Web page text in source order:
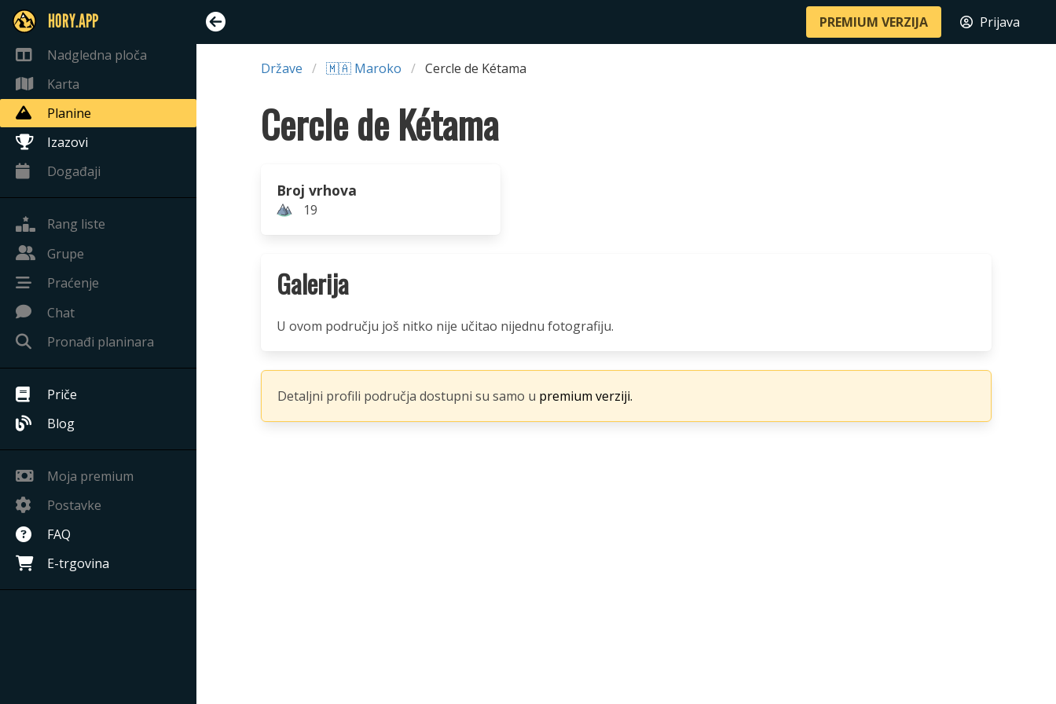
HORY.APP
Nadgledna ploča
Karta
Planine
Izazovi
Događaji
Rang liste
Grupe
Praćenje
Chat
Pronađi planinara
Priče
Blog
Moja premium
Postavke
FAQ
E-trgovina
PREMIUM VERZIJA Prijava
Države 🇲🇦 Maroko Cercle de Kétama
Cercle de Kétama
Broj vrhova
19
Galerija
U ovom području još nitko nije učitao nijednu fotografiju.
Detaljni profili područja dostupni su samo u premium verziji.